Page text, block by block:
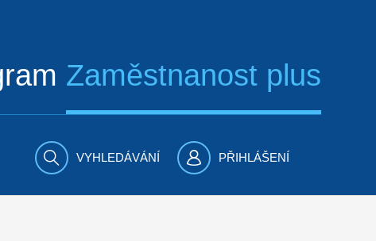
Zaměstnanost plus
VYHLEDÁVÁNÍ PŘIHLÁŠENÍ